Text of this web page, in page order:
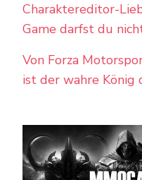
Charaktereditor-
Game darfst du
Von Forza
ist der wahre König